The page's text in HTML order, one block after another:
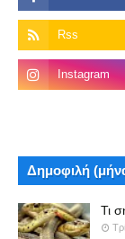
Δημοφιλή
Τι